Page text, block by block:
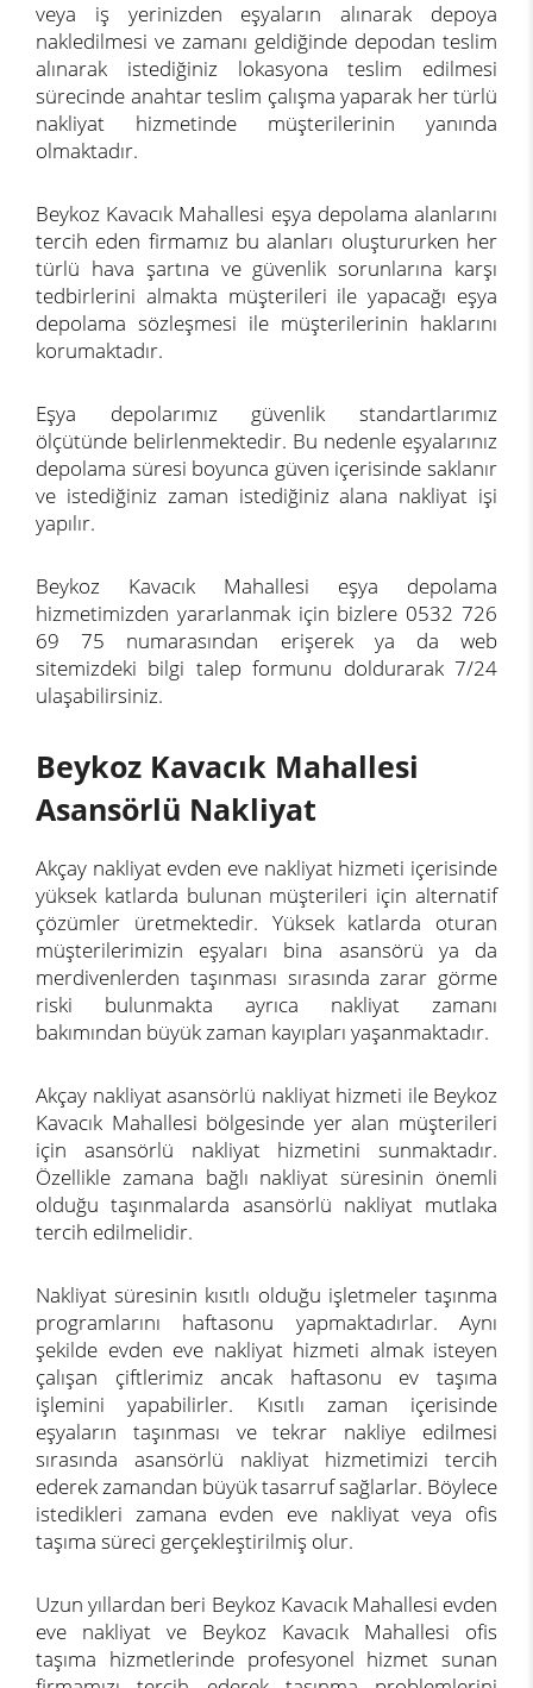
veya iş yerinizden eşyaların alınarak depoya
nakledilmesi ve zamanı geldiğinde depodan teslim
alınarak istediğiniz lokasyona teslim edilmesi
sürecinde anahtar teslim çalışma yaparak her türlü
nakliyat hizmetinde müşterilerinin yanında
olmaktadır.
Beykoz Kavacık Mahallesi eşya depolama alanlarını
tercih eden firmamız bu alanları oluştururken her
türlü hava şartına ve güvenlik sorunlarına karşı
tedbirlerini almakta müşterileri ile yapacağı eşya
depolama sözleşmesi ile müşterilerinin haklarını
korumaktadır.
Eşya depolarımız güvenlik standartlarımız
ölçütünde belirlenmektedir. Bu nedenle eşyalarınız
depolama süresi boyunca güven içerisinde saklanır
ve istediğiniz zaman istediğiniz alana nakliyat işi
yapılır.
Beykoz Kavacık Mahallesi eşya depolama
hizmetimizden yararlanmak için bizlere 0532 726
69 75 numarasından erişerek ya da web
sitemizdeki bilgi talep formunu doldurarak 7/24
ulaşabilirsiniz.
Beykoz Kavacık Mahallesi
Asansörlü Nakliyat
Akçay nakliyat evden eve nakliyat hizmeti içerisinde
yüksek katlarda bulunan müşterileri için alternatif
çözümler üretmektedir. Yüksek katlarda oturan
müşterilerimizin eşyaları bina asansörü ya da
merdivenlerden taşınması sırasında zarar görme
riski bulunmakta ayrıca nakliyat zamanı
bakımından büyük zaman kayıpları yaşanmaktadır.
Akçay nakliyat asansörlü nakliyat hizmeti ile Beykoz
Kavacık Mahallesi bölgesinde yer alan müşterileri
için asansörlü nakliyat hizmetini sunmaktadır.
Özellikle zamana bağlı nakliyat süresinin önemli
olduğu taşınmalarda asansörlü nakliyat mutlaka
tercih edilmelidir.
Nakliyat süresinin kısıtlı olduğu işletmeler taşınma
programlarını haftasonu yapmaktadırlar. Aynı
şekilde evden eve nakliyat hizmeti almak isteyen
çalışan çiftlerimiz ancak haftasonu ev taşıma
işlemini yapabilirler. Kısıtlı zaman içerisinde
eşyaların taşınması ve tekrar nakliye edilmesi
sırasında asansörlü nakliyat hizmetimizi tercih
ederek zamandan büyük tasarruf sağlarlar. Böylece
istedikleri zamana evden eve nakliyat veya ofis
taşıma süreci gerçekleştirilmiş olur.
Uzun yıllardan beri Beykoz Kavacık Mahallesi evden
eve nakliyat ve Beykoz Kavacık Mahallesi ofis
taşıma hizmetlerinde profesyonel hizmet sunan